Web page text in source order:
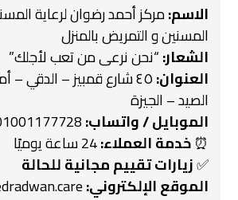
الاسم:مركز أحمد رضوان لرعاية
المسنين و التمريض بالمنزل
الشعار:“نحن نرعى من تعب لأجلك”
العنوان:
الصيد – الجيزة
الموبايل / واتساب:
⏰خدمة العملاء:24 ساعة يوميًا
✅زيارات تقييم مجانية للحالة
الموقع الإلكتروني: